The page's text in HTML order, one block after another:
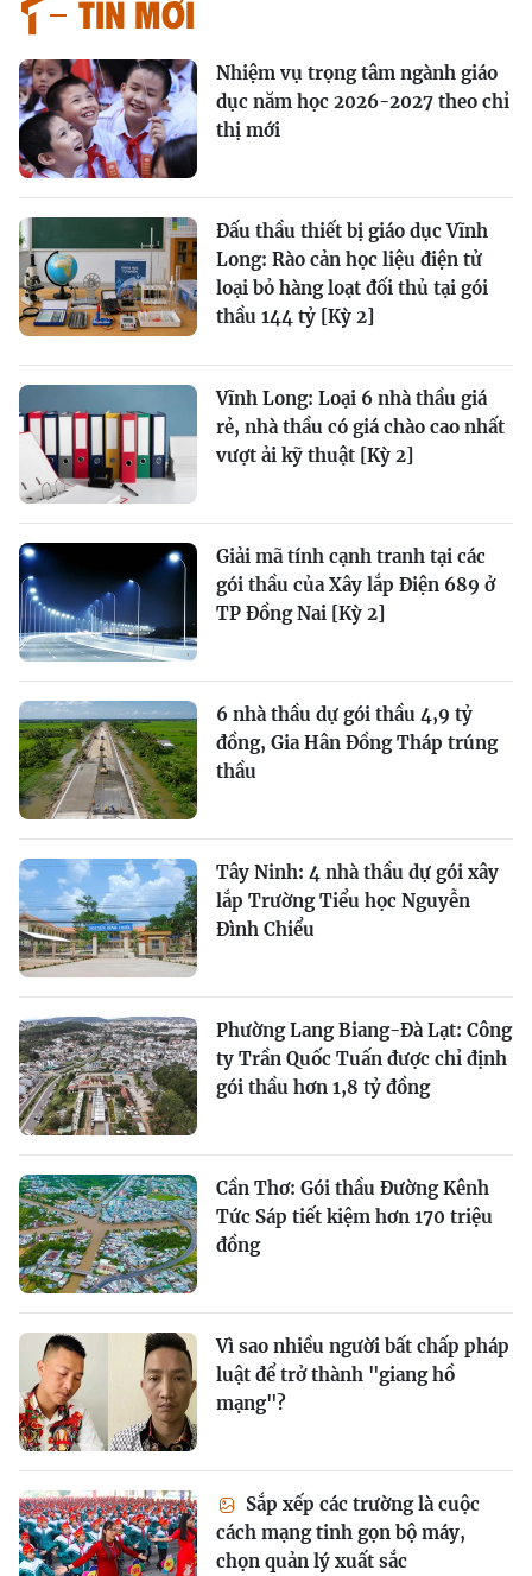
Tin mới
Nhiệm vụ trọng tâm ngành giáo
dục năm học 2026-2027 theo chỉ
thị mới
Đấu thầu thiết bị giáo dục Vĩnh
Long: Rào cản học liệu điện tử
loại bỏ hàng loạt đối thủ tại gói
thầu 144 tỷ [Kỳ 2]
Vĩnh Long: Loại 6 nhà thầu giá
rẻ, nhà thầu có giá chào cao nhất
vượt ải kỹ thuật [Kỳ 2]
Giải mã tính cạnh tranh tại các
gói thầu của Xây lắp Điện 689 ở
TP Đồng Nai [Kỳ 2]
6 nhà thầu dự gói thầu 4,9 tỷ
đồng, Gia Hân Đồng Tháp trúng
thầu
Tây Ninh: 4 nhà thầu dự gói xây
lắp Trường Tiểu học Nguyễn
Đình Chiểu
Phường Lang Biang-Đà Lạt: Công
ty Trần Quốc Tuấn được chỉ định
gói thầu hơn 1,8 tỷ đồng
Cần Thơ: Gói thầu Đường Kênh
Tức Sáp tiết kiệm hơn 170 triệu
đồng
Vì sao nhiều người bất chấp pháp
luật để trở thành "giang hồ
mạng"?
Sắp xếp các trường là cuộc
cách mạng tinh gọn bộ máy,
chọn quản lý xuất sắc